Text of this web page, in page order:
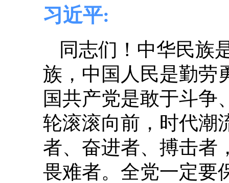
习近平:
同志们！中华民族
族，中国人民是勤劳
国共产党是敢于斗争
轮滚滚向前，时代潮
者、奋进者、搏击者
畏难者。全党一定要